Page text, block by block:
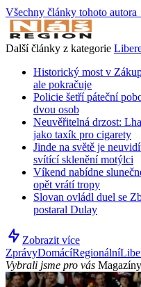
Všechny články tohoto
Další články z kategorie
Historický most v
ale pokračuje
Policie šetří páteční
dvou osob
Neuvěřitelná drzost:
jako taxík pro cigarety
Jinde na světě je
svítící sklenění motýlci
Víkend nabídne
opět vrátí tropy
Slovan ovládl duel se
postaral Dulay
Zobrazit více
ZprávyDomácíRegionální
Vybrali jsme pro vás